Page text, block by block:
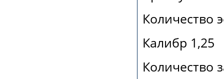
Количество
Калибр 1,25
Количество